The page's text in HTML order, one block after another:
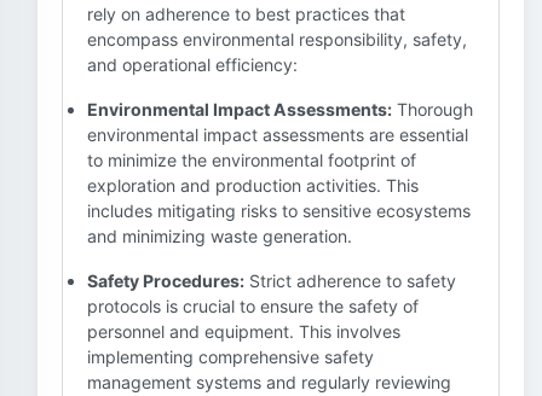
rely on adherence to best practices that
encompass environmental responsibility, safety,
and operational efficiency:
Environmental Impact Assessments: Thorough
environmental impact assessments are essential
to minimize the environmental footprint of
exploration and production activities. This
includes mitigating risks to sensitive ecosystems
and minimizing waste generation.
Safety Procedures: Strict adherence to safety
protocols is crucial to ensure the safety of
personnel and equipment. This involves
implementing comprehensive safety
management systems and regularly reviewing